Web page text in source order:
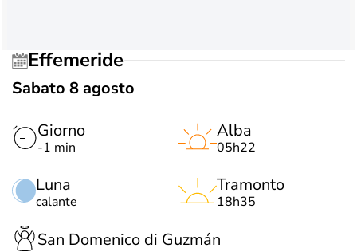
Effemeride
Sabato 8 agosto
Giorno
-1 min
Luna
calante
Alba
05h22
Tramonto
18h35
San Domenico di Guzmán